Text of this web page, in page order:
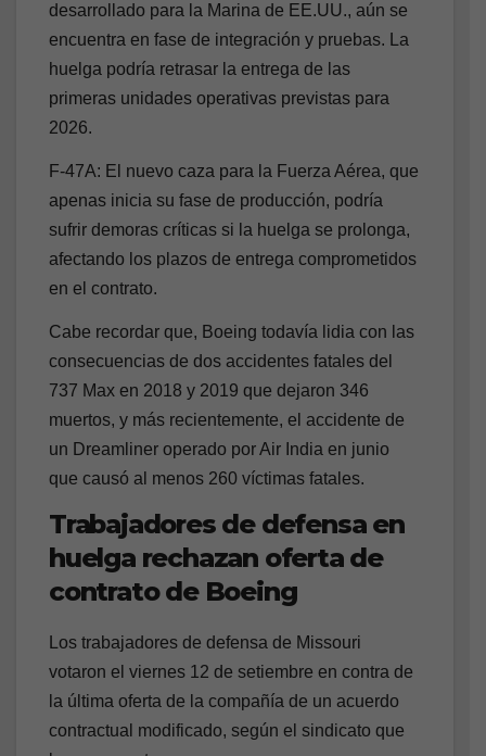
desarrollado para la Marina de EE.UU., aún se
encuentra en fase de integración y pruebas. La
huelga podría retrasar la entrega de las
primeras unidades operativas previstas para
2026.
F-47A: El nuevo caza para la Fuerza Aérea, que
apenas inicia su fase de producción, podría
sufrir demoras críticas si la huelga se prolonga,
afectando los plazos de entrega comprometidos
en el contrato.
Cabe recordar que, Boeing todavía lidia con las
consecuencias de dos accidentes fatales del
737 Max en 2018 y 2019 que dejaron 346
muertos, y más recientemente, el accidente de
un Dreamliner operado por Air India en junio
que causó al menos 260 víctimas fatales.
Trabajadores de defensa en
huelga rechazan oferta de
contrato de Boeing
Los trabajadores de defensa de Missouri
votaron el viernes 12 de setiembre en contra de
la última oferta de la compañía de un acuerdo
contractual modificado, según el sindicato que